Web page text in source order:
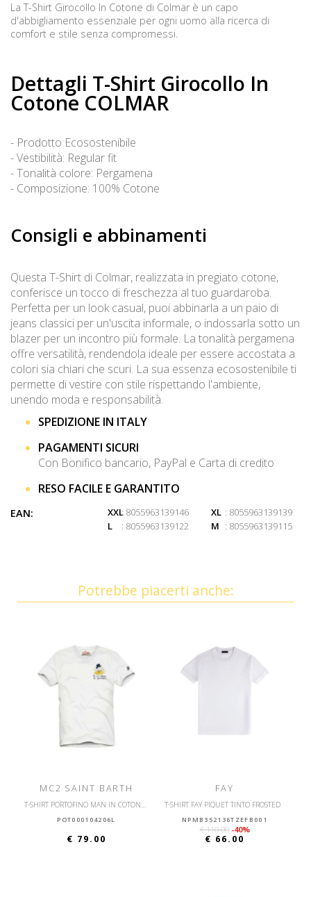
La T-Shirt Girocollo In Cotone di Colmar è un capo
d'abbigliamento essenziale per ogni uomo alla ricerca di
comfort e stile senza compromessi.
Dettagli T-Shirt Girocollo In
Cotone COLMAR
- Prodotto Ecosostenibile
- Vestibilità: Regular fit
- Tonalità colore: Pergamena
- Composizione: 100% Cotone
Consigli e abbinamenti
Questa T-Shirt di Colmar, realizzata in pregiato cotone,
conferisce un tocco di freschezza al tuo guardaroba.
Perfetta per un look casual, puoi abbinarla a un paio di
jeans classici per un'uscita informale, o indossarla sotto un
blazer per un incontro più formale. La tonalità pergamena
offre versatilità, rendendola ideale per essere accostata a
colori sia chiari che scuri. La sua essenza ecosostenibile ti
permette di vestire con stile rispettando l'ambiente,
unendo moda e responsabilità.
SPEDIZIONE IN ITALY
PAGAMENTI SICURI
Con Bonifico bancario, PayPal e Carta di credito
RESO FACILE E GARANTITO
EAN: XXL: 8055963139146 XL : 8055963139139
L
: 8055963139122 M : 8055963139115
Potrebbe piacerti anche:
MC2 SAINT BARTH
POT000104206L
€ 79.00
FAY
T-SHIRT FAY PIQUET TINTO FROSTED
NPMB352136TZEFB001
€ 110.00 -40%
€ 66.00